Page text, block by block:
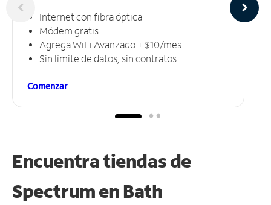
Internet con fibra óptica
Módem gratis
Agrega WiFi Avanzado + $10/mes
Sin límite de datos, sin contratos
Comenzar
Encuentra tiendas de
Spectrum en Bath